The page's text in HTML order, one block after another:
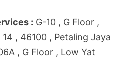
: G-10 , G Floor ,
, 46100 , Petaling Jaya
, G Floor , Low Yat